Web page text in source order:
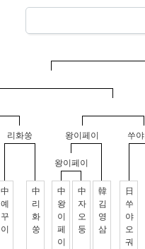
리화쑹
中
예
꾸
이
中
리
화
쑹
왕이페이
왕이페이
中
왕
이
페
이
中
자
오
둥
韓
김
영
삼
쑤
日
쑤
야
오
궈